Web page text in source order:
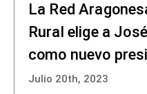
La Red
Rural elige a
como nuevo
Julio 20th, 2023